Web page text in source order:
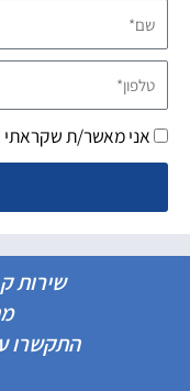
טלפון*
אני מאשר/ת
שירות
התקשרו